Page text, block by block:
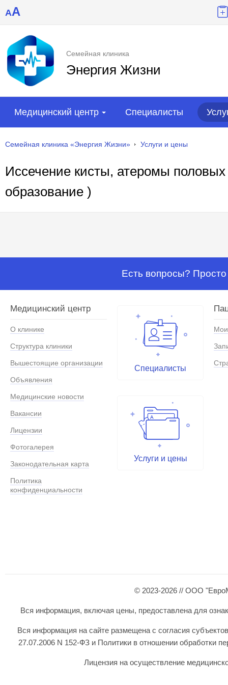
AA
Семейная клиника
Энергия Жизни
Медицинский центр Специалисты
Семейная клиника «Энергия Жизни» Услуги и цены
Иссечение кисты, атеромы половых
образование )
Есть вопросы?
Медицинский центр
О клинике
Структура клиники
Вышестоящие организации
Объявления
Медицинские новости
Вакансии
Лицензии
Фотогалерея
Законодательная карта
Политика
конфиденциальности
Специалисты
Услуги и цены
© 2023-2026 // ООО
Вся информация, включая цены, предоставлена для
Вся информация на сайте размещена с согласия
27.07.2006 N 152-ФЗ и Политики в отношении обработки
Лицензия на осуществление